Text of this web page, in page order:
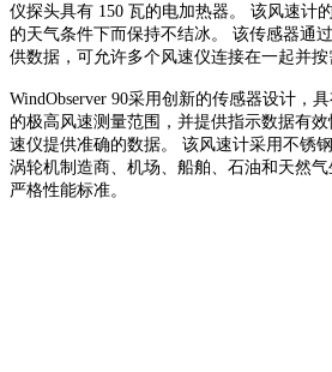
仪探头具有 150 瓦的电加热器。 该风速计
的天气条件下而保持不结冰。 该传感器通
供数据，可允许多个风速仪连接在一起并按
WindObserver 90采用创新的传感器设计，
的极高风速测量范围，并提供指示数据有
速仪提供准确的数据。 该风速计采用不锈
涡轮机制造商、机场、船舶、石油和天然
严格性能标准。